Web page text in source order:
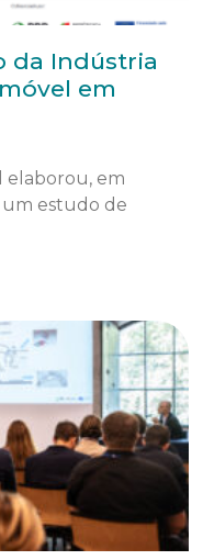
da Indústria
em
elaborou, em
estudo de